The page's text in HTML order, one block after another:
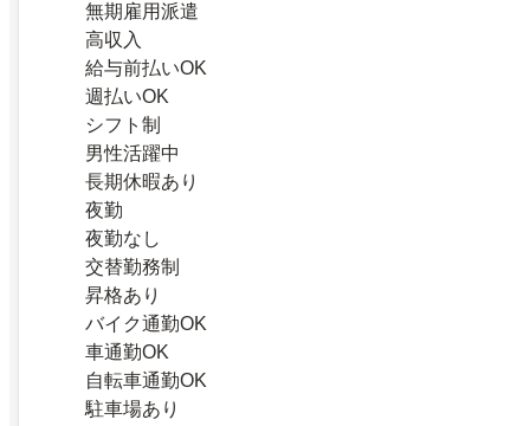
無期雇用派遣
高収入
給与前払いOK
週払いOK
シフト制
男性活躍中
長期休暇あり
夜勤
夜勤なし
交替勤務制
昇格あり
バイク通勤OK
車通勤OK
自転車通勤OK
駐車場あり